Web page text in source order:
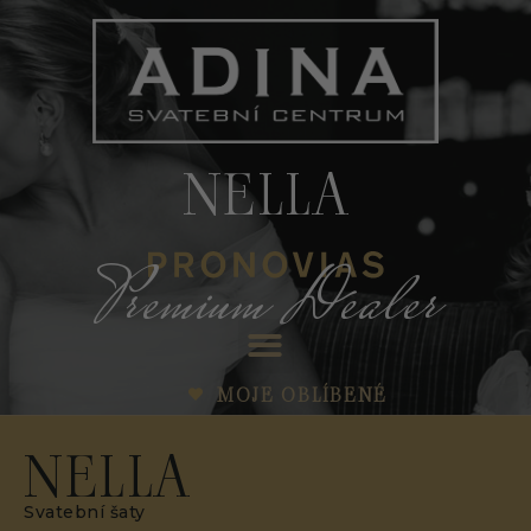
NELLA
Premium Dealer
MOJE OBLÍBENÉ
NELLA
Svatební šaty